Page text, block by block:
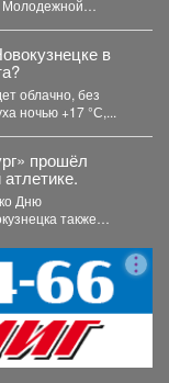
Молодежной
в
осадков, температура воздуха ночью +17 °С,...
прошёл
Дню
также